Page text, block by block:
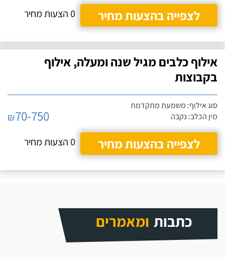
לצפייה בהצעות מחיר
0 הצעות מחיר
אילוף כלבים מגיל שנה ומעלה, אילוף
בקבוצות
סוג אילוף: משמעת מתקדמת
מין הכלב: נקבה
₪70-750
לצפייה בהצעות מחיר
0 הצעות מחיר
כתבות ומאמרים